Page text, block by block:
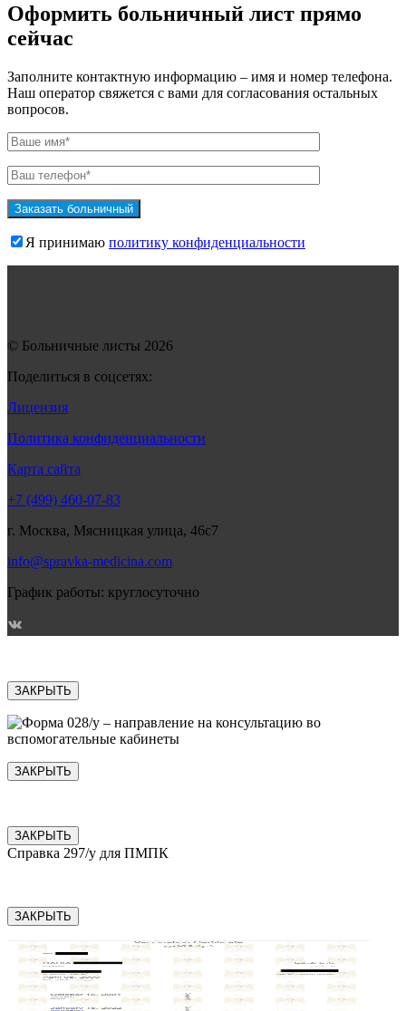
Оформить больничный лист прямо
сейчас
Заполните контактную информацию – имя и номер телефона.
Наш оператор свяжется с вами для согласования остальных
вопросов.
Я принимаю политику конфиденциальности
© Больничные листы 2026
Поделиться в соцсетях:
Лицензия
Политика конфиденциальности
Карта сайта
+7 (499) 460-07-83
г. Москва, Мясницкая улица, 46с7
info@spravka-medicina.com
График работы: круглосуточно
ЗАКРЫТЬ
ЗАКРЫТЬ
ЗАКРЫТЬ
Справка 297/у для ПМПК
ЗАКРЫТЬ